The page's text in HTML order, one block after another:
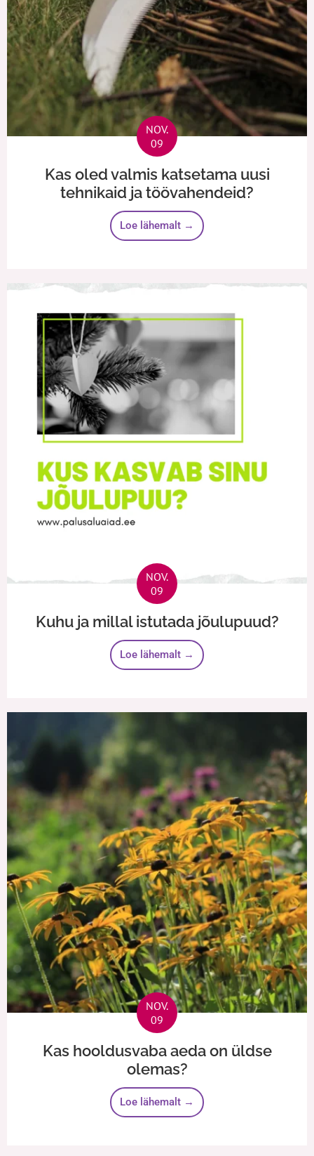
NOV.
09
Kas oled valmis katsetama uusi
tehnikaid ja töövahendeid?
Loe lähemalt →
NOV.
09
Kuhu ja millal istutada jõulupuud?
Loe lähemalt →
NOV.
09
Kas hooldusvaba aeda on üldse
olemas?
Loe lähemalt →